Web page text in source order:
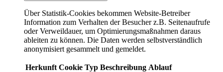
Über Statistik-Cookies bekommen Website-Betreiber
Information zum Verhalten der Besucher z.B. Seitenaufrufe
oder Verweildauer, um Optimierungsmaßnahmen daraus
ableiten zu können. Die Daten werden selbstverständlich
anonymisiert gesammelt und gemeldet.
Herkunft Cookie Typ Beschreibung Ablauf